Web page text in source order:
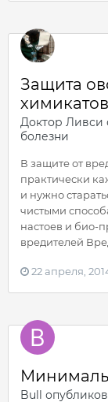
Защита
химикатов
Доктор Ливси
болезни
В защите от
практически
и нужно
чистыми
настоев и био-
вредителей
22 апреля,
Bull